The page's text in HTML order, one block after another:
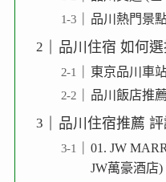
品川熱門景
品川住宿 如何選
東京品川車
品川飯店推
品川住宿推薦 評
01. JW
JW萬豪酒店)